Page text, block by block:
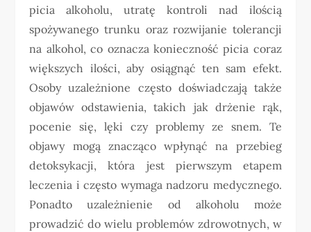
picia alkoholu, utratę kontroli nad ilością
spożywanego trunku oraz rozwijanie tolerancji
na alkohol, co oznacza konieczność picia coraz
większych ilości, aby osiągnąć ten sam efekt.
Osoby uzależnione często doświadczają także
objawów odstawienia, takich jak drżenie rąk,
pocenie się, lęki czy problemy ze snem. Te
objawy mogą znacząco wpłynąć na przebieg
detoksykacji, która jest pierwszym etapem
leczenia i często wymaga nadzoru medycznego.
Ponadto uzależnienie od alkoholu może
prowadzić do wielu problemów zdrowotnych, w